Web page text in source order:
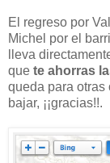
El regreso por
Michel por el
lleva
que te ahorras
queda para otras
bajar, ¡¡gracias!!.